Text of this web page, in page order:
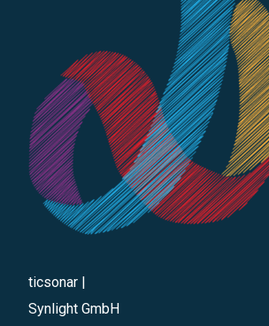
ticsonar |
Synlight GmbH